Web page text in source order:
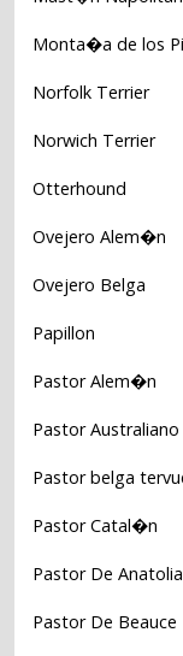
Monta�a de los
Norfolk Terrier
Norwich Terrier
Otterhound
Ovejero Alem�n
Ovejero Belga
Papillon
Pastor Alem�n
Pastor Australiano
Pastor belga
Pastor Catal�n
Pastor De Anatolia
Pastor De Beauce